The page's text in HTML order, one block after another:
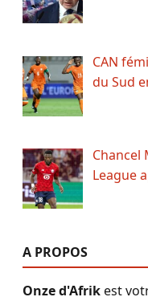
CAN
du Sud
Chancel
League
A PROPOS
Onze d'Afrikest